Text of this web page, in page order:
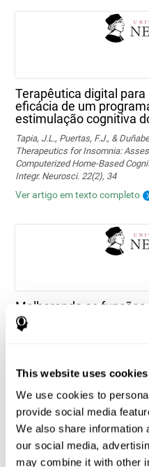
This website uses cookies
We use cookies to
provide social media
We also share information
our social media,
may combine it with other
Terapêutica digital
eficácia de um
estimulação cognitiva
Tapia, J.L., Puertas, F.J., &
Therapeutics for Insomnia:
Computerized Home-Based
Integr. Neurosci. 22(2), 34
Ver artigo em texto completo
Melhorando as
pediátrica: viabilidade e
programa de
Executive Functions in Pediatric
of a Computerized Cognitive
https://doi.org/10.3390/
Ver artigo em texto completo